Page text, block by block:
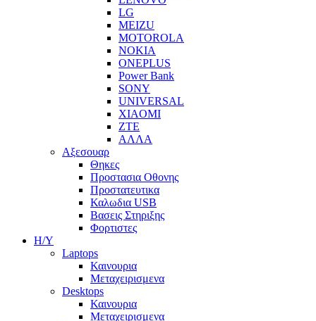
LG
MEIZU
MOTOROLA
NOKIA
ONEPLUS
Power Bank
SONY
UNIVERSAL
XIAOMI
ZTE
ΑΛΛΑ
Αξεσουαρ
Θηκες
Προστασια Οθονης
Προστατευτικα
Καλωδια USB
Βασεις Στηριξης
Φορτιστες
Η/Υ
Laptops
Καινουρια
Μεταχειρισμενα
Desktops
Καινουρια
Μεταχειρισμενα